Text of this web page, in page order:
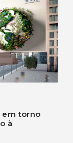
em torno
à